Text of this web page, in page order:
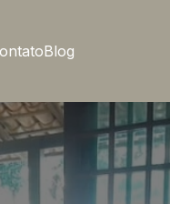
Blog